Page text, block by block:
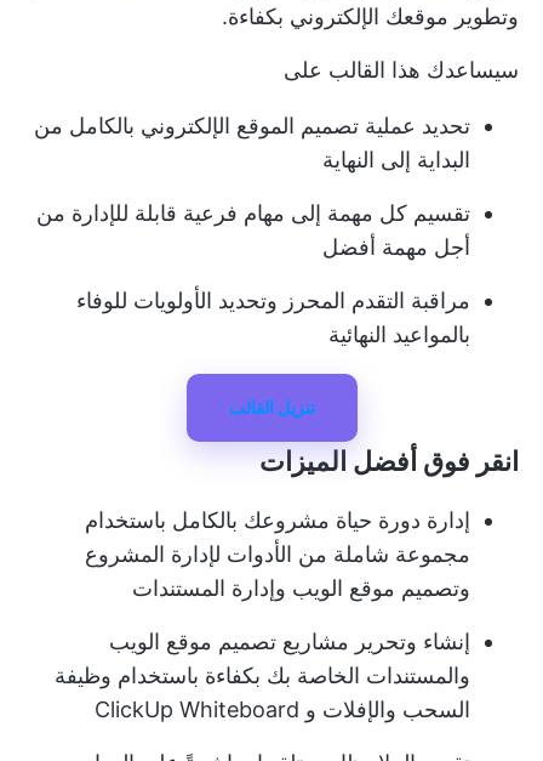
وتطوير موقعك الإلكتروني بكفاءة.
سيساعدك هذا القالب على
تحديد عملية تصميم الموقع الإلكتروني بالكامل من
البداية إلى النهاية
تقسيم كل مهمة إلى مهام فرعية قابلة للإدارة من
أجل مهمة أفضل
مراقبة التقدم المحرز وتحديد الأولويات للوفاء
بالمواعيد النهائية
تنزيل القالب
انقر فوق أفضل الميزات
إدارة دورة حياة مشروعك بالكامل باستخدام
مجموعة شاملة من الأدوات لإدارة المشروع
وتصميم موقع الويب وإدارة المستندات
إنشاء وتحرير مشاريع تصميم موقع الويب
والمستندات الخاصة بك بكفاءة باستخدام وظيفة
السحب والإفلات و ClickUp Whiteboard